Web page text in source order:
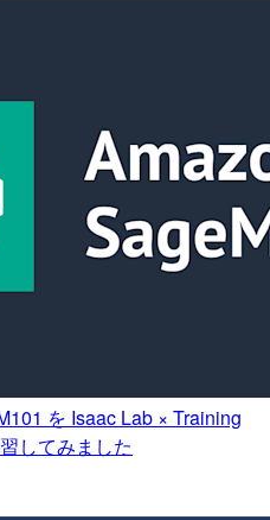
を Isaac Lab × Training
してみました